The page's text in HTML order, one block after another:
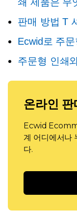
판매 방법T
Ecwid로 주
주문형 인쇄
온라인 판
Ecwid
계 어디에서나
다.